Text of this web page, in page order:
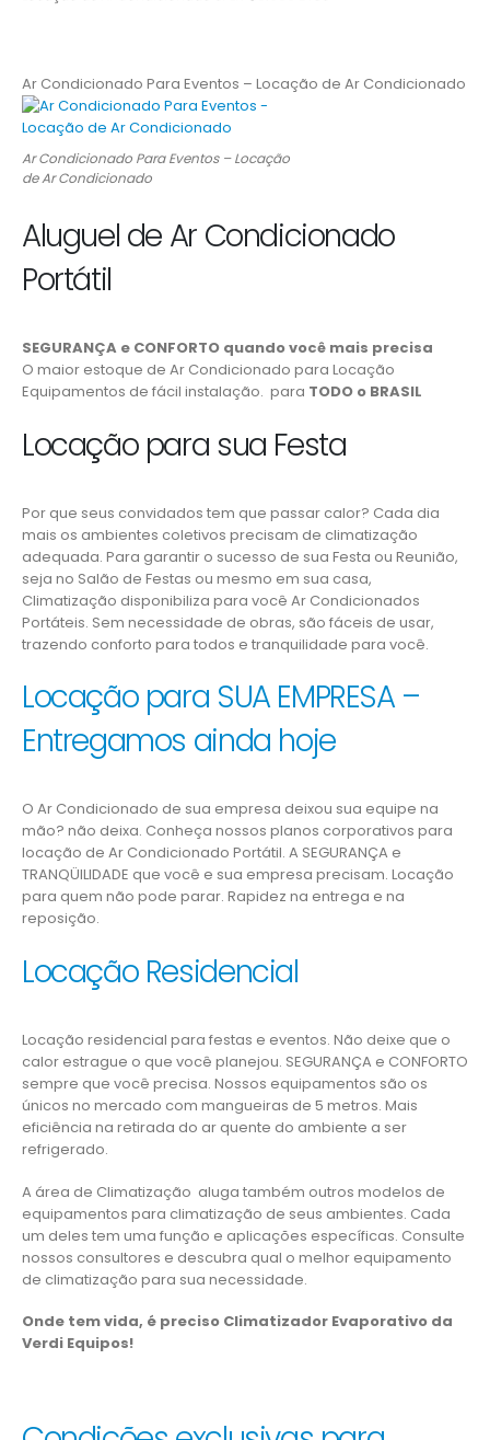
Ar Condicionado Para Eventos – Locação de Ar Condicionado
Ar Condicionado Para Eventos – Locação
de Ar Condicionado
Aluguel de Ar Condicionado
Portátil
SEGURANÇA e CONFORTO quando você mais precisa
O maior estoque de Ar Condicionado para Locação
Equipamentos de fácil instalação. para TODO o BRASIL
Locação para sua Festa
Por que seus convidados tem que passar calor? Cada dia
mais os ambientes coletivos precisam de climatização
adequada. Para garantir o sucesso de sua Festa ou Reunião,
seja no Salão de Festas ou mesmo em sua casa,
Climatização disponibiliza para você Ar Condicionados
Portáteis. Sem necessidade de obras, são fáceis de usar,
trazendo conforto para todos e tranquilidade para você.
Locação para SUA EMPRESA –
Entregamos ainda hoje
O Ar Condicionado de sua empresa deixou sua equipe na
mão? não deixa. Conheça nossos planos corporativos para
locação de Ar Condicionado Portátil. A SEGURANÇA e
TRANQÜILIDADE que você e sua empresa precisam. Locação
para quem não pode parar. Rapidez na entrega e na
reposição.
Locação Residencial
Locação residencial para festas e eventos. Não deixe que o
calor estrague o que você planejou. SEGURANÇA e CONFORTO
sempre que você precisa. Nossos equipamentos são os
únicos no mercado com mangueiras de 5 metros. Mais
eficiência na retirada do ar quente do ambiente a ser
refrigerado.
A área de Climatização aluga também outros modelos de
equipamentos para climatização de seus ambientes. Cada
um deles tem uma função e aplicações específicas. Consulte
nossos consultores e descubra qual o melhor equipamento
de climatização para sua necessidade.
Onde tem vida, é preciso Climatizador Evaporativo da
Verdi Equipos!